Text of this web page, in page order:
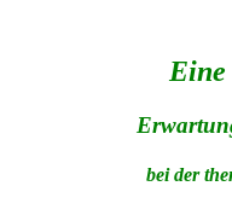
Eine
bei der